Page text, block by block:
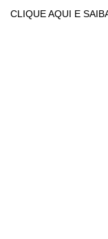
CLIQUE AQUI E